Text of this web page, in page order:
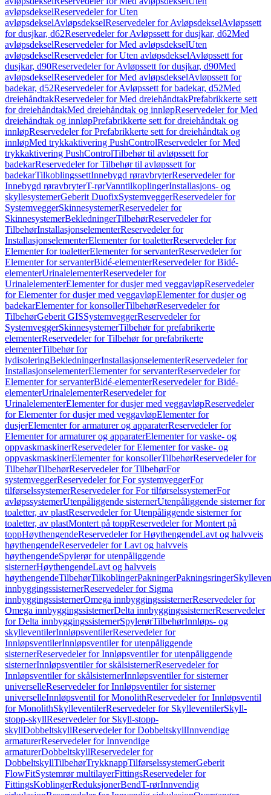
avløpsdekselReservedeler for Uten
avløpsdekselAvløpsdekselReservedeler for AvløpsdekselAvløpssett
for dusjkar, d62Reservedeler for Avløpssett for dusjkar, d62Med
avløpsdekselReservedeler for Med avløpsdekselUten
avløpsdekselReservedeler for Uten avløpsdekselAvløpssett for
dusjkar, d90Reservedeler for Avløpssett for dusjkar, d90Med
avløpsdekselReservedeler for Med avløpsdekselAvløpssett for
badekar, d52Reservedeler for Avløpssett for badekar, d52Med
dreiehåndtakReservedeler for Med dreiehåndtakPrefabrikkerte sett
for dreiehåndtakMed dreiehåndtak og innløpReservedeler for Med
dreiehåndtak og innløpPrefabrikkerte sett for dreiehåndtak og
innløpReservedeler for Prefabrikkerte sett for dreiehåndtak og
innløpMed trykkaktivering PushControlReservedeler for Med
trykkaktivering PushControlTilbehør til avløpssett for
badekarReservedeler for Tilbehør til avløpssett for
badekarTilkoblingssettInnebygd røravbryterReservedeler for
Innebygd røravbryterT-rørVanntilkoplingerInstallasjons- og
skyllesystemerGeberit DuofixSystemveggerReservedeler for
SystemveggerSkinnesystemerReservedeler for
SkinnesystemerBekledningerTilbehørReservedeler for
TilbehørInstallasjonselementerReservedeler for
InstallasjonselementerElementer for toaletterReservedeler for
Elementer for toaletterElementer for servanterReservedeler for
Elementer for servanterBidé-elementerReservedeler for Bidé-
elementerUrinalelementerReservedeler for
UrinalelementerElementer for dusjer med veggavløpReservedeler
for Elementer for dusjer med veggavløpElementer for dusjer og
badekarElementer for konsollerTilbehørReservedeler for
TilbehørGeberit GISSystemveggerReservedeler for
SystemveggerSkinnesystemerTilbehør for prefabrikerte
elementerReservedeler for Tilbehør for prefabrikerte
elementerTilbehør for
lydisoleringBekledningerInstallasjonselementerReservedeler for
InstallasjonselementerElementer for servanterReservedeler for
Elementer for servanterBidé-elementerReservedeler for Bidé-
elementerUrinalelementerReservedeler for
UrinalelementerElementer for dusjer med veggavløpReservedeler
for Elementer for dusjer med veggavløpElementer for
dusjerElementer for armaturer og apparaterReservedeler for
Elementer for armaturer og apparaterElementer for vaske- og
oppvaskmaskinerReservedeler for Elementer for vaske- og
oppvaskmaskinerElementer for konsollerTilbehørReservedeler for
TilbehørTilbehørReservedeler for TilbehørFor
systemveggerReservedeler for For systemveggerFor
tilførselssystemerReservedeler for For tilførselssystemerFor
avløpssystemerUtenpåliggende sisternerUtenpåliggende sisterner for
toaletter, av plastReservedeler for Utenpåliggende sisterner for
toaletter, av plastMontert på toppReservedeler for Montert på
toppHøythengendeReservedeler for HøythengendeLavt og halvveis
høythengendeReservedeler for Lavt og halvveis
høythengendeSpylerør for utenpåliggende
sisternerHøythengendeLavt og halvveis
høythengendeTilbehørTilkoblingerPakningerPakningsringer
innbyggingssisternerReservedeler for Sigma
innbyggingssisternerOmega innbyggingssisternerReservedeler for
Omega innbyggingssisternerDelta innbyggingssisternerReservedeler
for Delta innbyggingssisternerSpylerørTilbehørInnløps- og
skylleventilerInnløpsventilerReservedeler for
InnløpsventilerInnløpsventiler for utenpåliggende
sisternerReservedeler for Innløpsventiler for utenpåliggende
sisternerInnløpsventiler for skålsisternerReservedeler for
Innløpsventiler for skålsisternerInnløpsventiler for sisterner
universelleReservedeler for Innløpsventiler for sisterner
universelleInnløpsventil for MonolithReservedeler for Innløpsventil
for MonolithSkylleventilerReservedeler for SkylleventilerSkyll-
stopp-skyllReservedeler for Skyll-stopp-
skyllDobbeltskyllReservedeler for DobbeltskyllInnvendige
armaturerReservedeler for Innvendige
armaturerDobbeltskyllReservedeler for
DobbeltskyllTilbehørTrykknappTilførselssystemerGeberit
FlowFitSystemrør multilayerFittingsReservedeler for
FittingsKoblingerReduksjonerBendT-rørInnvendig